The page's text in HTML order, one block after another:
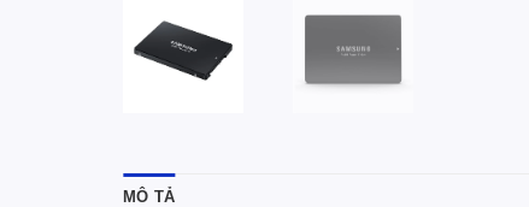
MÔ TẢ